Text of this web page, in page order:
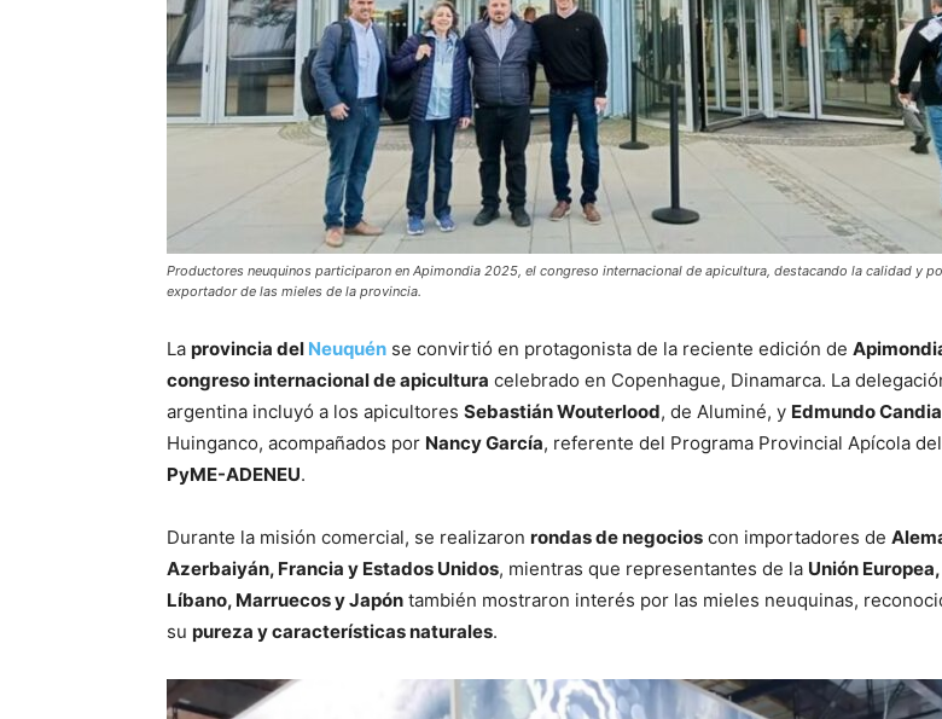
Productores neuquinos participaron en Apimondia 2025, el congreso internacional de apicultura, destacando la calidad y
exportador de las mieles de la provincia.
La provincia del Neuquén se convirtió en protagonista de la reciente edición de
congreso internacional de apicultura celebrado en Copenhague, Dinamarca. La
argentina incluyó a los apicultores Sebastián Wouterlood, de Aluminé, y Edmundo Candia
Huinganco, acompañados por Nancy García, referente del Programa Provincial Apícola del
PyME-ADENEU.
Durante la misión comercial, se realizaron rondas de negocios con importadores de
Azerbaiyán, Francia y Estados Unidos, mientras que representantes de la Unión Europea,
Líbano, Marruecos y Japón también mostraron interés por las mieles neuquinas,
su pureza y características naturales.